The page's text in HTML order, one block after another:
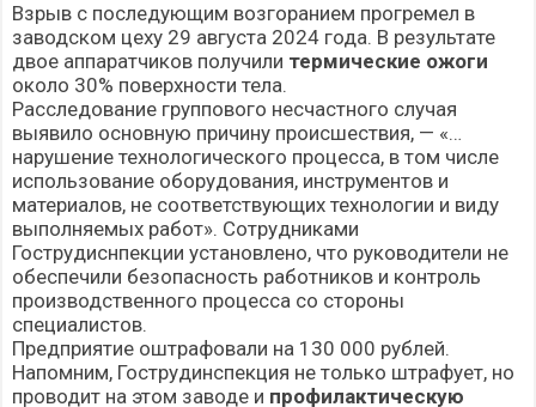
Взрыв с последующим возгоранием прогремел в
заводском цеху 29 августа 2024 года. В результате
двое аппаратчиков получили термические ожоги
около 30% поверхности тела.
Расследование группового несчастного случая
выявило основную причину происшествия, — «…
нарушение технологического процесса, в том числе
использование оборудования, инструментов и
материалов, не соответствующих технологии и виду
выполняемых работ». Сотрудниками
Гострудиснпекции установлено, что руководители не
обеспечили безопасность работников и контроль
производственного процесса со стороны
специалистов.
Предприятие оштрафовали на 130 000 рублей.
Напомним, Гострудинспекция не только штрафует, но
проводит на этом заводе и профилактическую